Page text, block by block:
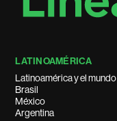
LATINOAMÉRICA
Latinoamérica y el mundo
Brasil
México
Argentina